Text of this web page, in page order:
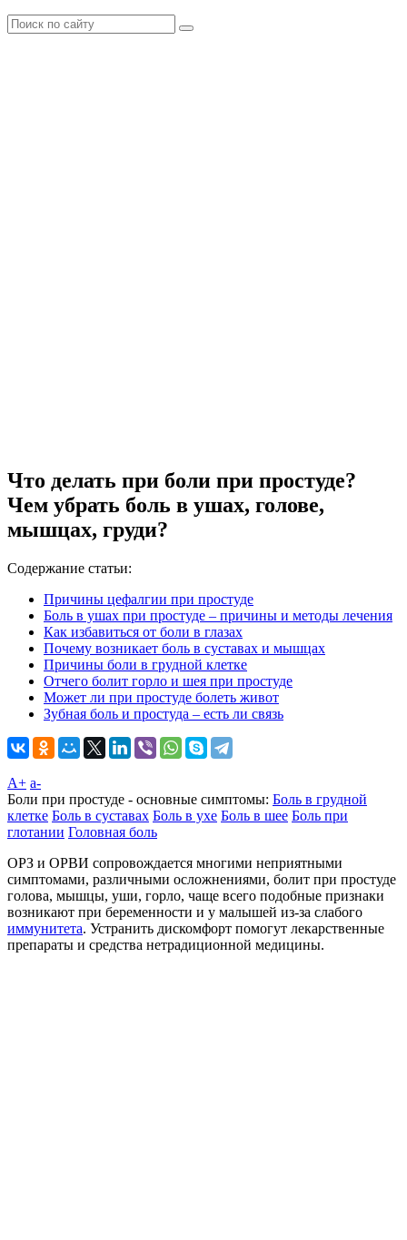
Что делать при боли при простуде?
Чем убрать боль в ушах, голове,
мышцах, груди?
Содержание статьи:
Причины цефалгии при простуде
Боль в ушах при простуде – причины и методы лечения
Как избавиться от боли в глазах
Почему возникает боль в суставах и мышцах
Причины боли в грудной клетке
Отчего болит горло и шея при простуде
Может ли при простуде болеть живот
Зубная боль и простуда – есть ли связь
A+ а-
Боли при простуде - основные симптомы: Боль в грудной
клетке Боль в суставах Боль в ухе Боль в шее Боль при
глотании Головная боль
ОРЗ и ОРВИ сопровождается многими неприятными
симптомами, различными осложнениями, болит при простуде
голова, мышцы, уши, горло, чаще всего подобные признаки
возникают при беременности и у малышей из-за слабого
иммунитета. Устранить дискомфорт помогут лекарственные
препараты и средства нетрадиционной медицины.